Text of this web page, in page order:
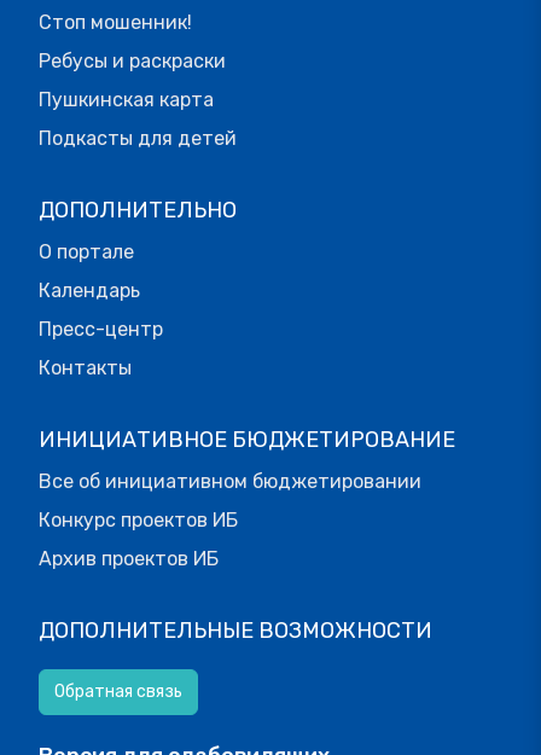
Стоп мошенник!
Ребусы и раскраски
Пушкинская карта
Подкасты для детей
ДОПОЛНИТЕЛЬНО
О портале
Календарь
Пресс-центр
Контакты
ИНИЦИАТИВНОЕ БЮДЖЕТИРОВАНИЕ
Все об инициативном бюджетировании
Конкурс проектов ИБ
Архив проектов ИБ
ДОПОЛНИТЕЛЬНЫЕ ВОЗМОЖНОСТИ
Обратная связь